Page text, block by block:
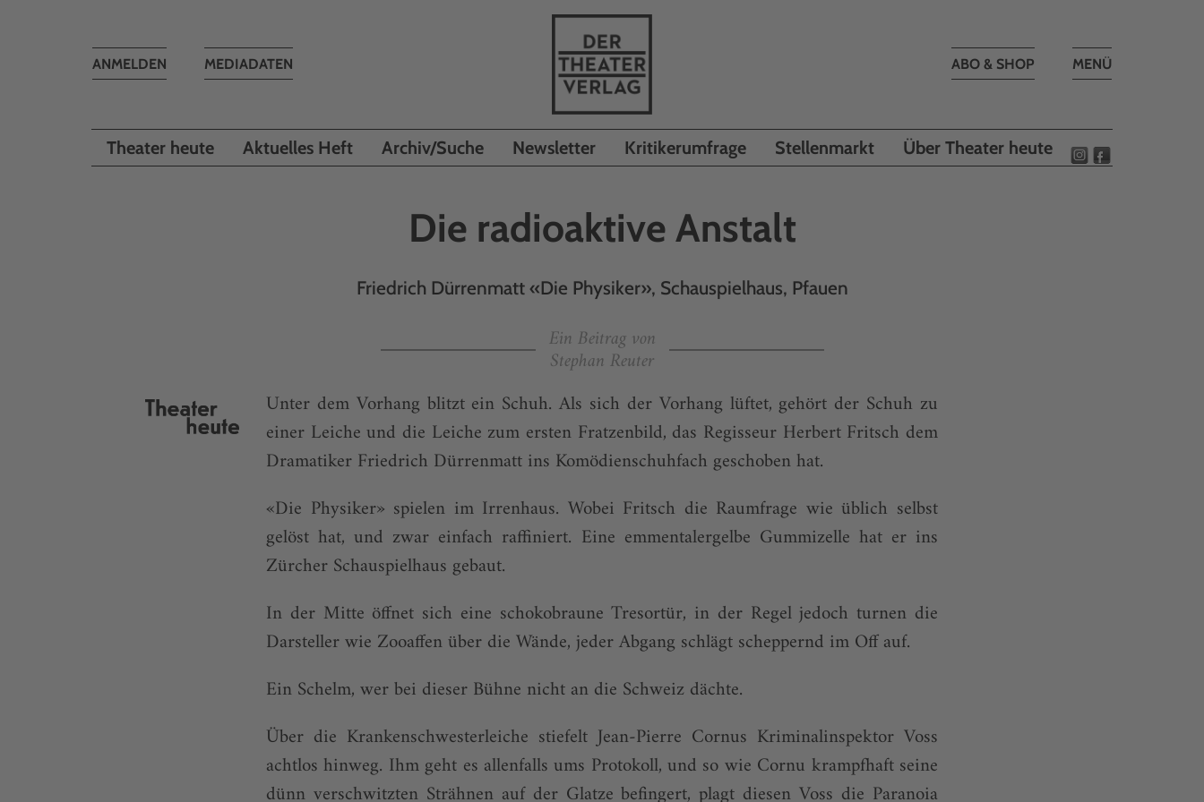
Toggle
MENÜ
ABO & SHOP
MEDIADATEN
Toggle
ANMELDEN
Theater heute Aktuelles Heft Archiv/Suche Newsletter Kritikerumfrage Stellenmarkt Über Theater heute
Die radioaktive Anstalt
Friedrich Dürrenmatt «Die Physiker», Schauspielhaus, Pfauen
Ein Beitrag von
Stephan Reuter
Unter dem Vorhang blitzt ein Schuh. Als sich der Vorhang lüftet, gehört der Schuh zu
einer Leiche und die Leiche zum ersten Fratzenbild, das Regisseur Herbert Fritsch dem
Dramatiker Friedrich Dürrenmatt ins Komödienschuhfach geschoben hat.
«Die Physiker» spielen im Irrenhaus. Wobei Fritsch die Raumfrage wie üblich selbst
gelöst hat, und zwar einfach raffiniert. Eine emmentalergelbe Gummizelle hat er ins
Zürcher Schauspielhaus gebaut.
In der Mitte öffnet sich eine schokobraune Tresortür, in der Regel jedoch turnen die
Darsteller wie Zooaffen über die Wände, jeder Abgang schlägt scheppernd im Off auf.
Ein Schelm, wer bei dieser Bühne nicht an die Schweiz dächte.
Über die Krankenschwesterleiche stiefelt Jean-Pierre Cornus Kriminalinspektor Voss
achtlos hinweg. Ihm geht es allenfalls ums Protokoll, und so wie Cornu krampfhaft seine
dünn verschwitzten Strähnen auf der Glatze befingert, plagt diesen Voss die Paranoia